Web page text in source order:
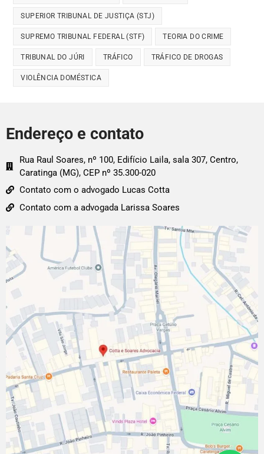
SUPERIOR TRIBUNAL DE JUSTIÇA (STJ)
SUPREMO TRIBUNAL FEDERAL (STF) TEORIA DO CRIME
TRIBUNAL DO JÚRI TRÁFICO TRÁFICO DE DROGAS
VIOLÊNCIA DOMÉSTICA
Endereço e contato
Rua Raul Soares, nº 100, Edifício Laila, sala 307, Centro,
Caratinga (MG), CEP nº 35.300-020
Contato com o advogado Lucas Cotta
Contato com a advogada Larissa Soares